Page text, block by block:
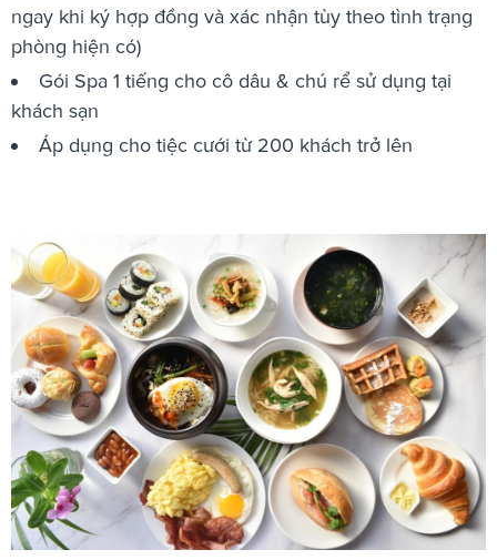
ngay khi ký hợp đồng và xác nhận tùy theo tình trạng
phòng hiện có)
Gói Spa 1 tiếng cho cô dâu & chú rể sử dụng tại
khách sạn
Áp dụng cho tiệc cưới từ 200 khách trở lên